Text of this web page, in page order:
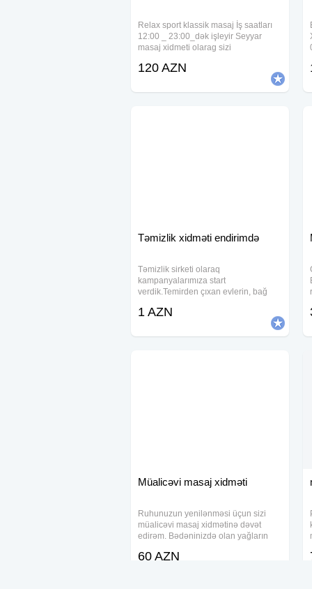
Relax sport klassik masaj İş saatları
12:00 _ 23:00_dək işleyir Seyyar
masaj xidmeti olarag sizi
sizi tay bodi.relax ve klassik masaj
xidmetine devet edirem.Etdiyim masaj
nəticəsində
120 AZN
Təmizlik xidməti endirimdə
Təmizlik sirketi olaraq
kampanyalarımıza start
verdik.Temirden çıxan evlerin, bağ
profisyonal işçiler terefinden
temizlenmesi, pencerelerin yuyulması
temizlenmesi 100% teminatlaevlərdə,
1 AZN
Müalicəvi masaj xidməti
Ruhunuzun yenilənməsi üçun sizi
müalicəvi masaj xidmətinə dəvət
edirəm. Bədəninizdə olan yağların
nahiyəsində olan ağrılarin aradan
60 AZN